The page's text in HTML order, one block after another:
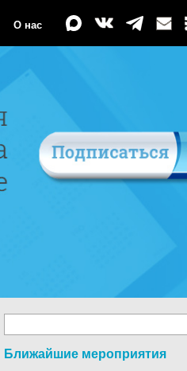
О нас
Ближайшие мероприятия